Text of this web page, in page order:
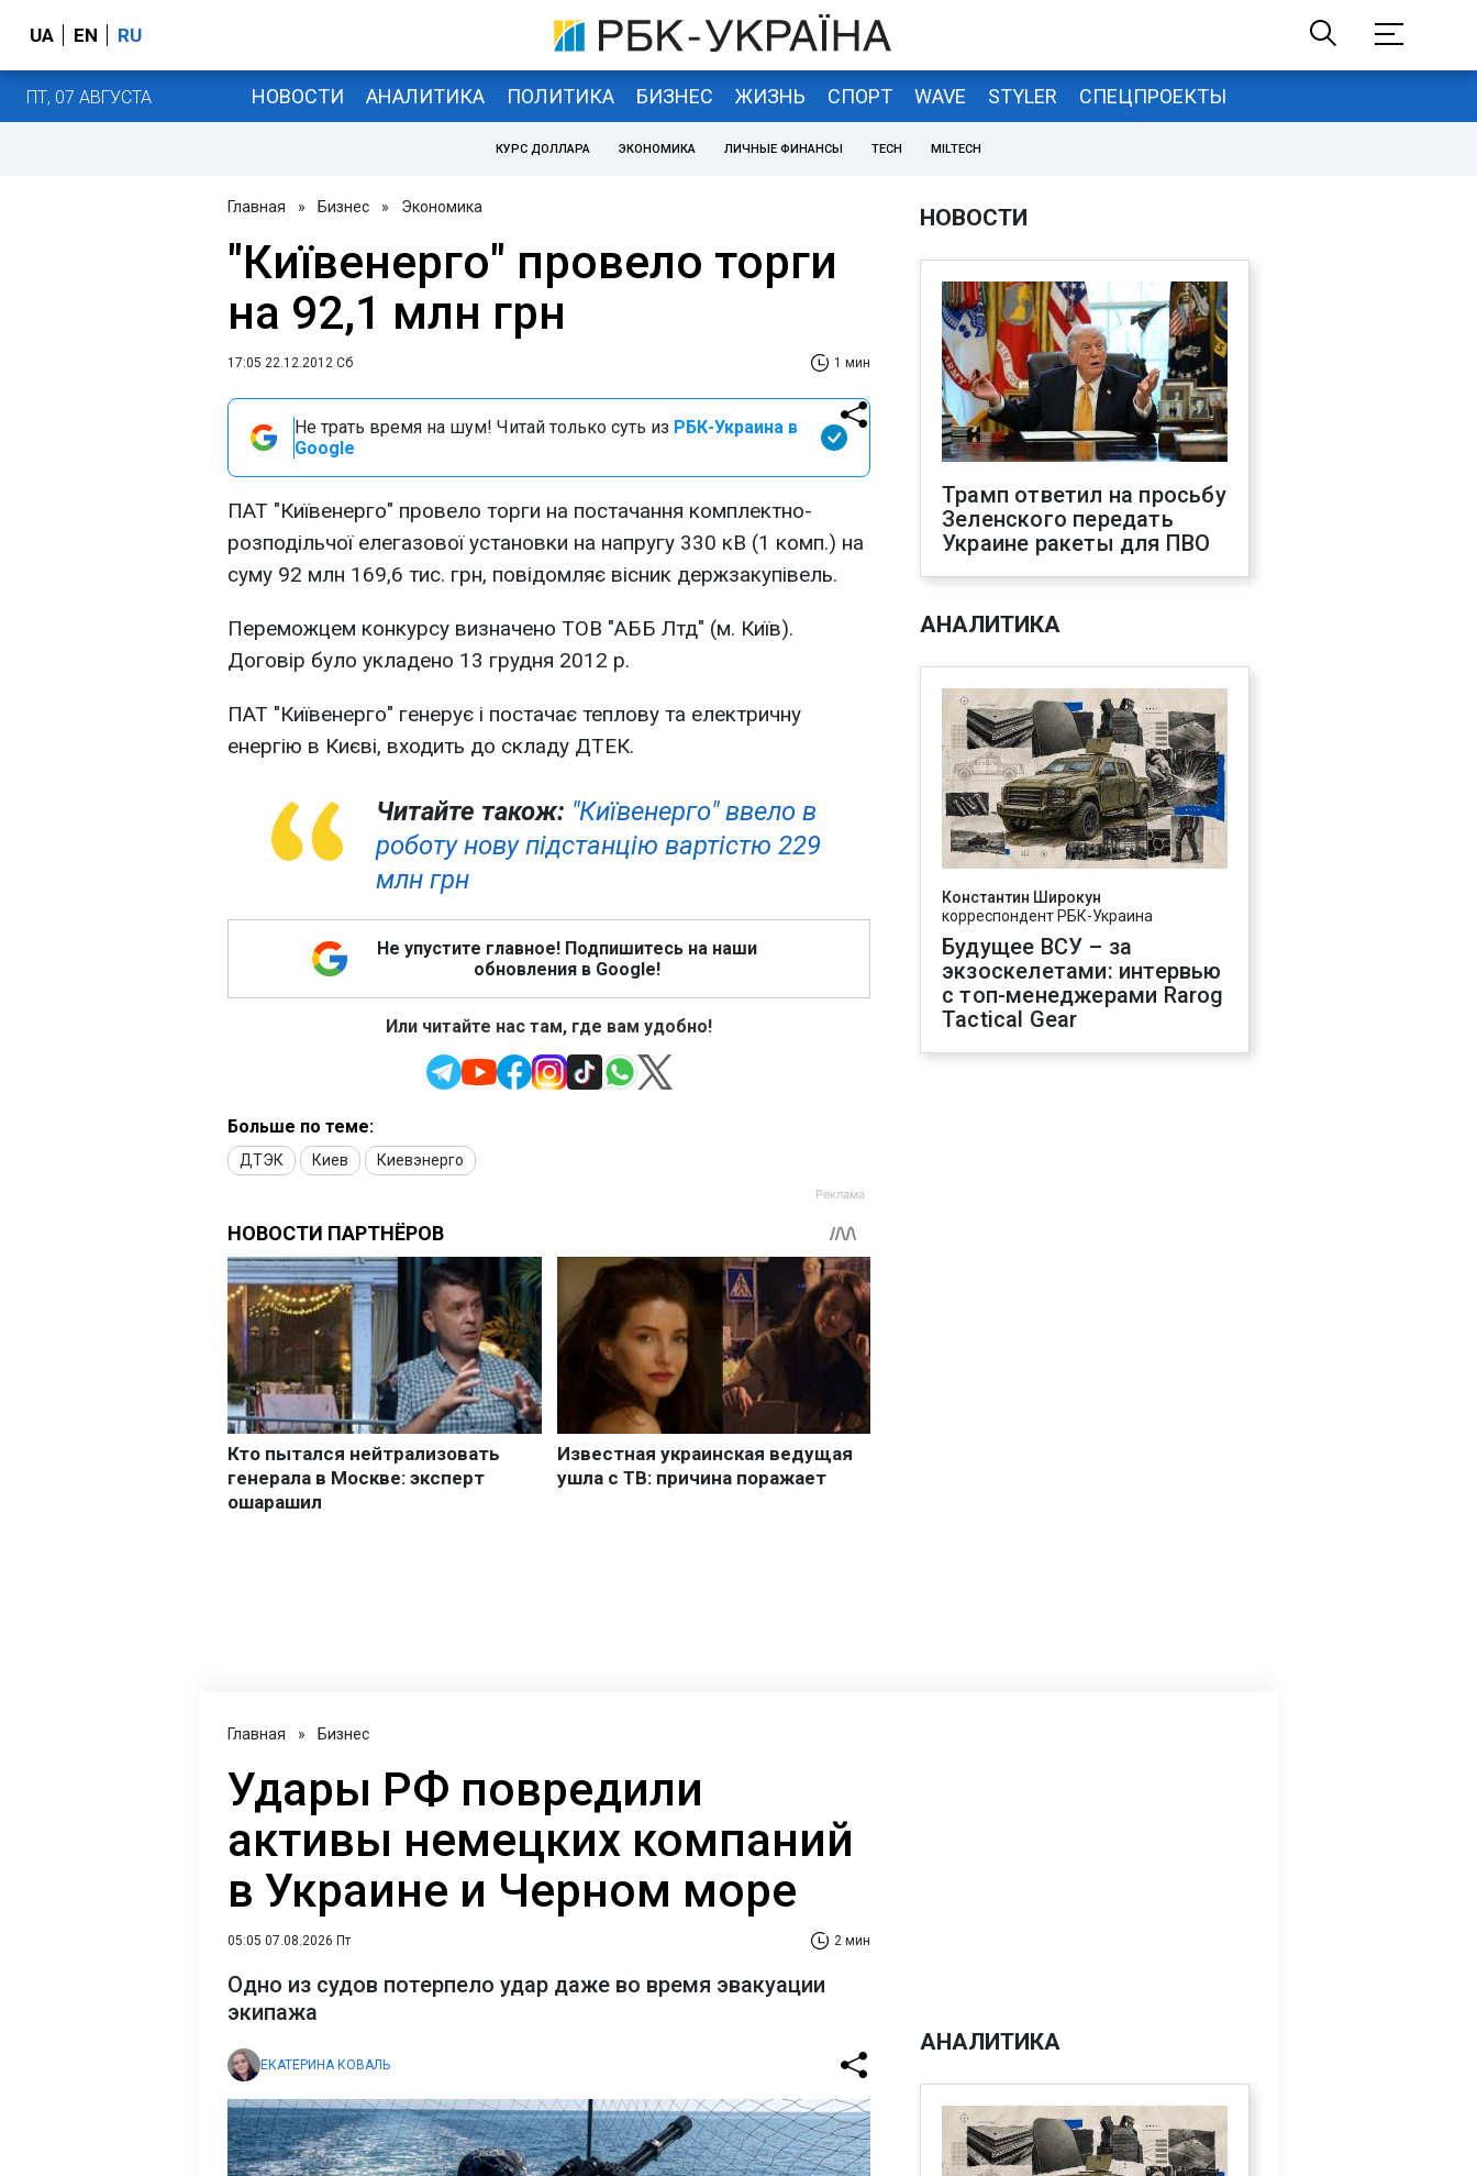
UA EN RU
ПТ, 07 АВГУСТА НОВОСТИ АНАЛИТИКА ПОЛИТИКА БИЗНЕС ЖИЗНЬ СПОРТ WAVE STYLER СПЕЦПРОЕКТЫ
КУРС ДОЛЛАРА ЭКОНОМИКА ЛИЧНЫЕ ФИНАНСЫ TECH MILTECH
Главная » Бизнес » Экономика
"Київенерго" провело торги
на 92,1 млн грн
17:05 22.12.2012 Сб 1 мин
Не трать время на шум! Читай только суть из РБК-Украина в
Google
ПАТ "Київенерго" провело торги на постачання комплектно-
розподільчої елегазової установки на напругу 330 кВ (1 комп.) на
суму 92 млн 169,6 тис. грн, повідомляє вісник держзакупівель.
Переможцем конкурсу визначено ТОВ "АББ Лтд" (м. Київ).
Договір було укладено 13 грудня 2012 р.
ПАТ "Київенерго" генерує і постачає теплову та електричну
енергію в Києві, входить до складу ДТЕК.
Читайте також: "Київенерго" ввело в
роботу нову підстанцію вартістю 229
млн грн
Не упустите главное! Подпишитесь на наши
обновления в Google!
Или читайте нас там, где вам удобно!
Больше по теме:
ДТЭК Киев Киевэнерго
НОВОСТИ
Трамп ответил на просьбу
Зеленского передать
Украине ракеты для ПВО
АНАЛИТИКА
Константин Широкун
корреспондент РБК-Украина
Будущее ВСУ – за
экзоскелетами: интервью
с топ-менеджерами Rarog
Tactical Gear
Главная » Бизнес
Удары РФ повредили
активы немецких компаний
в Украине и Черном море
05:05 07.08.2026 Пт 2 мин
Одно из судов потерпело удар даже во время эвакуации
экипажа
ЕКАТЕРИНА КОВАЛЬ
АНАЛИТИКА